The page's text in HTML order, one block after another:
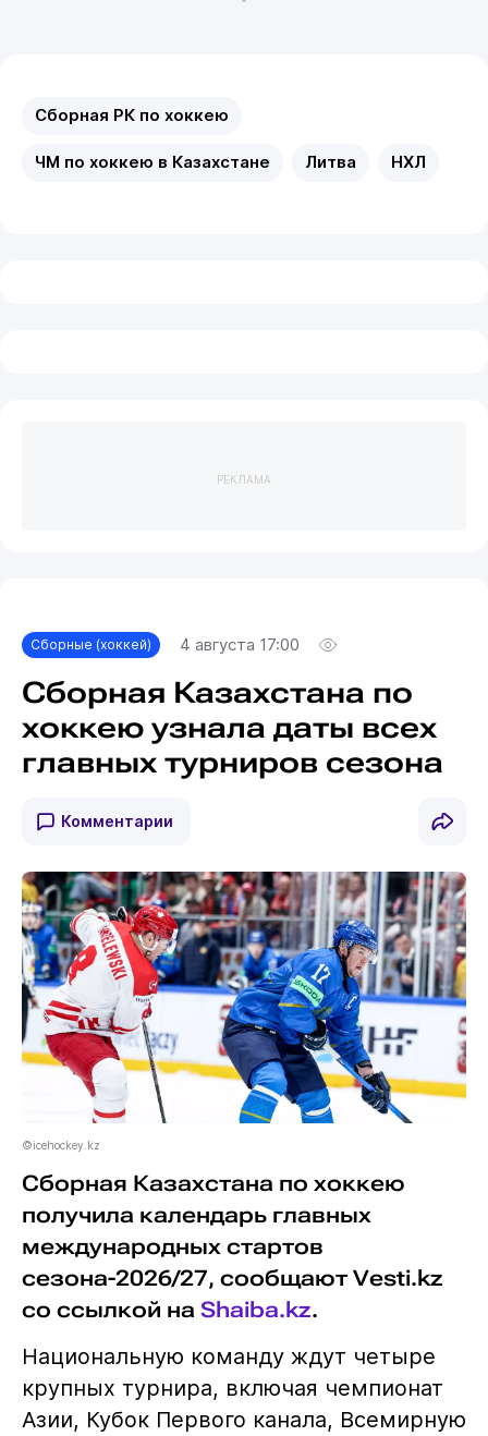
Сборная РК по хоккею
ЧМ по хоккею в Казахстане Литва НХЛ
РЕКЛАМА
Сборные (хоккей) 4 августа 17:00
Сборная Казахстана по
хоккею узнала даты всех
главных турниров сезона
Комментарии
©icehockey.kz
Сборная Казахстана по хоккею
получила календарь главных
международных стартов
сезона-2026/27, сообщают Vesti.kz
со ссылкой на Shaiba.kz.
Национальную команду ждут четыре
крупных турнира, включая чемпионат
Азии, Кубок Первого канала, Всемирную